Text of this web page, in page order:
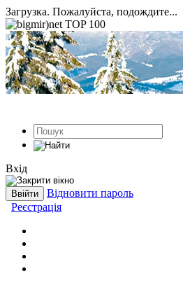
Загрузка. Пожалуйста, подождите...
Вхід
Відновити пароль
Реєстрація